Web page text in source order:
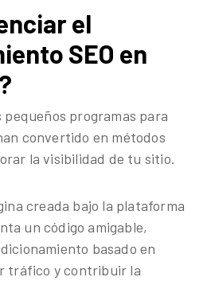
el
SEO en
pequeños programas para
convertido en métodos
la visibilidad de tu sitio.
creada bajo la plataforma
un código amigable,
basado en
tráfico y contribuir la